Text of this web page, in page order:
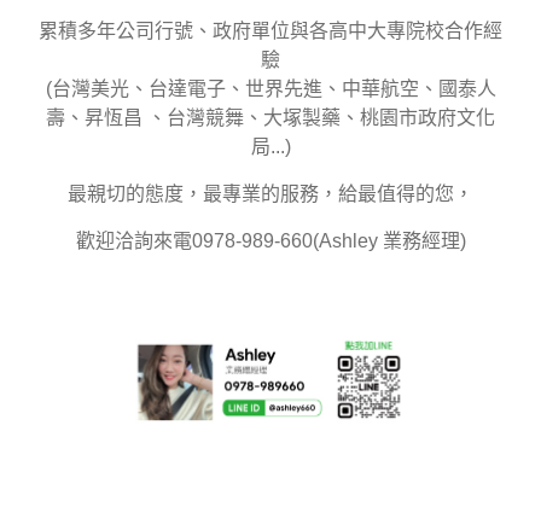
累積多年公司行號、政府單位與各高中大專院校合作經
驗
(台灣美光、台達電子、世界先進、中華航空、國泰人
壽、昇恆昌 、台灣競舞、大塚製藥、桃園市政府文化
局...)
最親切的態度，最專業的服務，給最值得的您，
歡迎洽詢來電0978-989-660(Ashley 業務經理)